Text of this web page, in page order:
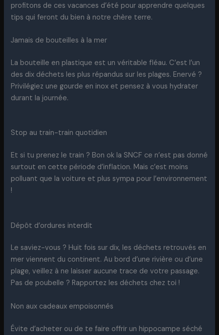
profitons de ces vacances d’été pour apprendre quelques
tips qui feront du bien à notre chère terre.
Jamais de bouteilles à la mer
La bouteille en plastique est un véritable fléau. C’est l’un
des dix déchets les plus répandus sur les plages. Enervé ?
Privilégiez une gourde en inox et pensez à vous hydrater
durant la journée.
Stop au train-train quotidien
Et si tu prenez le train ? Bon ok la SNCF ce n’est pas donné
surtout en cette période d’inflation. Mais c’est moins
polluant que la voiture et plus sympa pour l’environnement
!
Dépôt d’ordures interdit
Le saviez-vous ? Huit fois sur dix, les déchets retrouvés en
mer viennent du continent. Au bord d’une rivière ou d’une
plage, veillez à ne laisser aucune trace de votre passage.
Pas de poubelle ? Rapportez les déchets chez toi !
Non aux cadeaux empoisonnés
Évite d’acheter ou de te faire offrir un hippocampe séché